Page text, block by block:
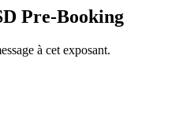
Pre-Booking
à cet exposant.